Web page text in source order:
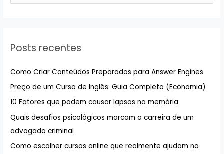
i
r
p
o
r
:
Posts recentes
Como Criar Conteúdos Preparados para Answer Engines
Preço de um Curso de Inglês: Guia Completo (Economia)
10 Fatores que podem causar lapsos na memória
Quais desafios psicológicos marcam a carreira de um
advogado criminal
Como escolher cursos online que realmente ajudam na